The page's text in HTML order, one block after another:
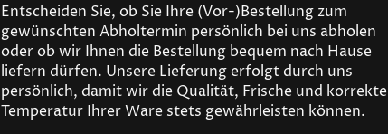
Entscheiden Sie, ob Sie Ihre (Vor-)Bestellung zum
gewünschten Abholtermin persönlich bei uns abholen
oder ob wir Ihnen die Bestellung bequem nach Hause
liefern dürfen. Unsere Lieferung erfolgt durch uns
persönlich, damit wir die Qualität, Frische und korrekte
Temperatur Ihrer Ware stets gewährleisten können.